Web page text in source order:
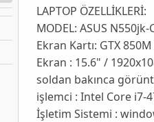
LAPTOP ÖZELLİKLERİ:
MODEL: ASUS N550jk-
Ekran Kartı: GTX
Ekran : 15.6" /
soldan bakınca
işlemci : Intel Core i7-
İşletim Sistemi :